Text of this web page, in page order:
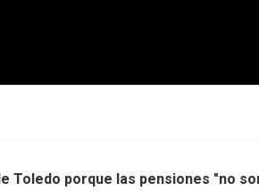
Toledo porque las pensiones "no